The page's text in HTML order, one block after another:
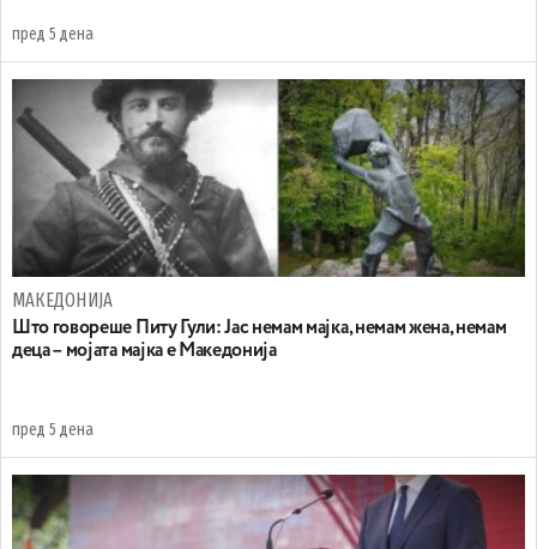
пред 5 дена
МАКЕДОНИЈА
Што говореше Питу Гули: Јас немам мајка, немам жена, немам
деца – мојата мајка е Македонија
пред 5 дена